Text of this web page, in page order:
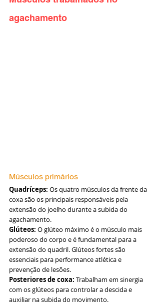
agachamento
Músculos primários
Quadríceps: Os quatro músculos da frente da
coxa são os principais responsáveis pela
extensão do joelho durante a subida do
agachamento.
Glúteos: O glúteo máximo é o músculo mais
poderoso do corpo e é fundamental para a
extensão do quadril. Glúteos fortes são
essenciais para performance atlética e
prevenção de lesões.
Posteriores de coxa: Trabalham em sinergia
com os glúteos para controlar a descida e
auxiliar na subida do movimento.